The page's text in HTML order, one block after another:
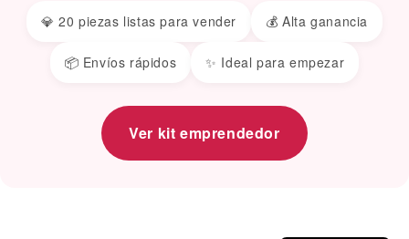
💎 20 piezas listas para vender 💰 Alta ganancia
📦 Envíos rápidos ✨ Ideal para empezar
Ver kit emprendedor